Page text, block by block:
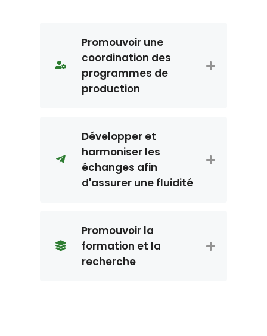
Promouvoir une
coordination des
programmes de
production
Développer et
harmoniser les
échanges afin
d'assurer une fluidité
Promouvoir la
formation et la
recherche